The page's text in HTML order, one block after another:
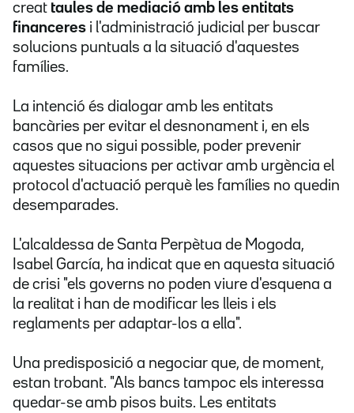
creat taules de mediació amb les entitats
financeres i l'administració judicial per buscar
solucions puntuals a la situació d'aquestes
famílies.
La intenció és dialogar amb les entitats
bancàries per evitar el desnonament i, en els
casos que no sigui possible, poder prevenir
aquestes situacions per activar amb urgència el
protocol d'actuació perquè les famílies no quedin
desemparades.
L'alcaldessa de Santa Perpètua de Mogoda,
Isabel García, ha indicat que en aquesta situació
de crisi "els governs no poden viure d'esquena a
la realitat i han de modificar les lleis i els
reglaments per adaptar-los a ella".
Una predisposició a negociar que, de moment,
estan trobant. "Als bancs tampoc els interessa
quedar-se amb pisos buits. Les entitats